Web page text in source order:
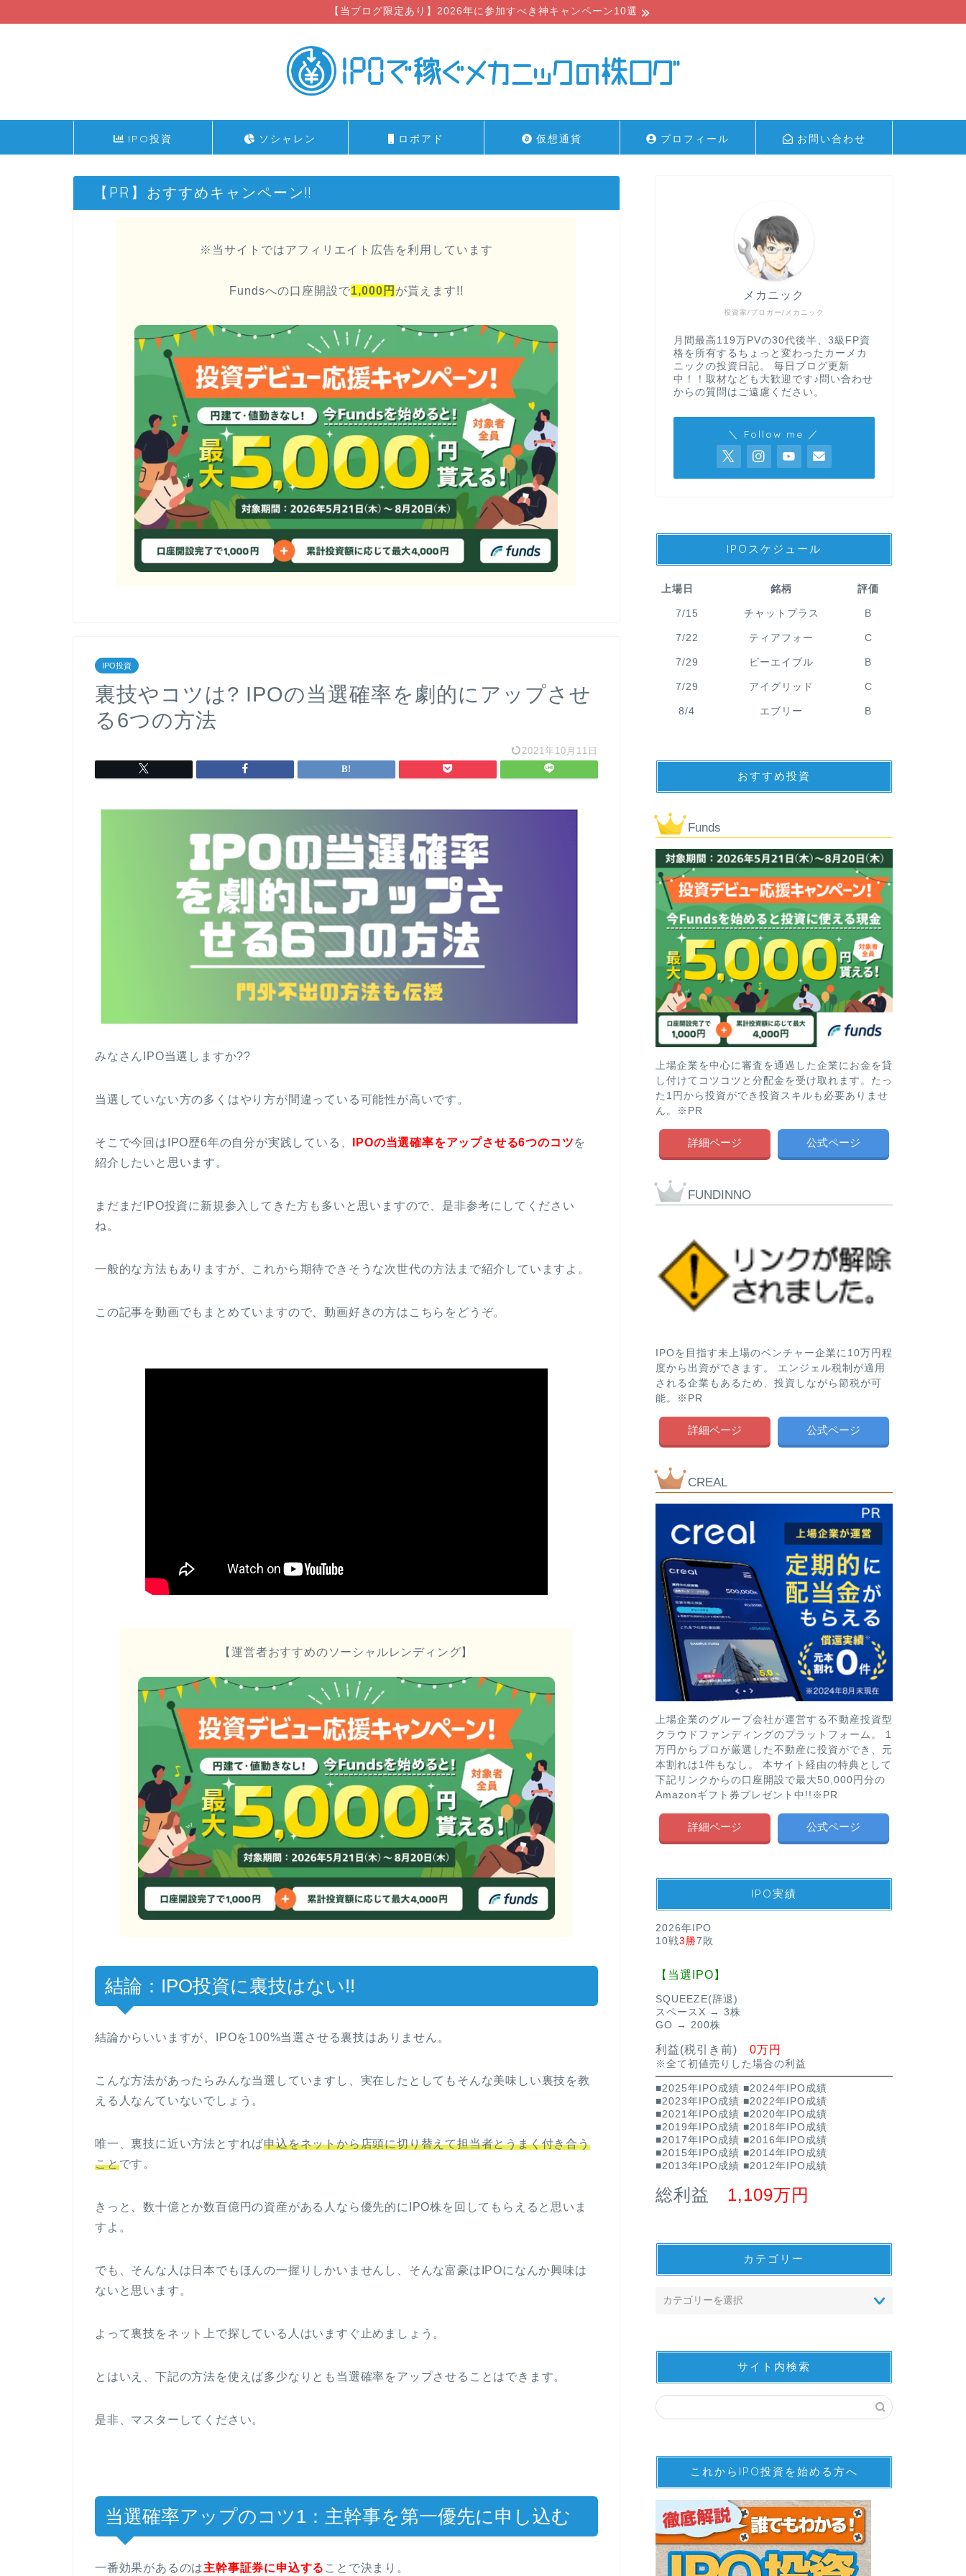
【当ブログ限定あり】2026年に参加すべき神キャンペーン10選
IPO投資 ソシャレン ロボアド 仮想通貨 プロフィール お問い合わせ
【PR】おすすめキャンペーン!!
※当サイトではアフィリエイト広告を利用しています
Fundsへの口座開設で1,000円 が貰えます!!
IPO投資
裏技やコツは? IPOの当選確率を劇的にアップさせ
る6つの方法
2021年10月11日
みなさんIPO当選しますか??
当選していない方の多くはやり方が間違っている可能性が高いです。
そこで今回はIPO歴6年の自分が実践している、 IPOの当選確率をアップさせる6つのコツを
紹介したいと思います。
まだまだIPO投資に新規参入してきた方も多いと思いますので、是非参考にしてください
ね。
一般的な方法もありますが、これから期待できそうな次世代の方法まで紹介していますよ。
この記事を動画でもまとめていますので、動画好きの方はこちらをどうぞ。
【運営者おすすめのソーシャルレンディング】
結論：IPO投資に裏技はない!!
結論からいいますが、IPOを100%当選させる裏技はありません。
こんな方法があったらみんな当選していますし、実在したとしてもそんな美味しい裏技を教
える人なんていないでしょう。
唯一、裏技に近い方法とすれば申込をネットから店頭に切り替えて担当者とうまく付き合う
ことです。
きっと、数十億とか数百億円の資産がある人なら優先的にIPO株を回してもらえると思いま
すよ。
でも、そんな人は日本でもほんの一握りしかいませんし、そんな富豪はIPOになんか興味は
ないと思います。
よって裏技をネット上で探している人はいますぐ止めましょう。
とはいえ、下記の方法を使えば多少なりとも当選確率をアップさせることはできます。
是非、マスターしてください。
当選確率アップのコツ1：主幹事を第一優先に申し込む
一番効果があるのは主幹事証券に申込する ことで決まり。
投資家/ブロガー/メカニック
メカニック
月間最高119万PVの30代後半、3級FP資
格を所有するちょっと変わったカーメカ
ニックの投資日記。 毎日ブログ更新
中！！取材なども大歓迎です♪問い合わせ
からの質問はご遠慮ください。
＼ Follow me ／
IPOスケジュール
上場日 銘柄 評価
7/15 チャットプラス B
7/22 ティアフォー C
7/29 ビーエイブル B
7/29 アイグリッド C
8/4 エブリー B
おすすめ投資
Funds
上場企業を中心に審査を通過した企業にお金を貸
し付けてコツコツと分配金を受け取れます。たっ
た1円から投資ができ投資スキルも必要ありませ
ん。※PR
詳細ページ 公式ページ
FUNDINNO
IPOを目指す未上場のベンチャー企業に10万円程
度から出資ができます。 エンジェル税制が適用
される企業もあるため、投資しながら節税が可
能。※PR
詳細ページ 公式ページ
CREAL
上場企業のグループ会社が運営する不動産投資型
クラウドファンディングのプラットフォーム。 1
万円からプロが厳選した不動産に投資ができ、元
本割れは1件もなし。 本サイト経由の特典として
下記リンクからの口座開設で最大50,000円分の
Amazonギフト券プレゼント中!!※PR
詳細ページ 公式ページ
IPO実績
2026年IPO
10戦3勝7敗
【当選IPO】
SQUEEZE(辞退)
スペースX → 3株
GO → 200株
利益(税引き前) 0万円
※全て初値売りした場合の利益
■2025年IPO成績 ■2024年IPO成績
■2023年IPO成績 ■2022年IPO成績
■2021年IPO成績 ■2020年IPO成績
■2019年IPO成績 ■2018年IPO成績
■2017年IPO成績 ■2016年IPO成績
■2015年IPO成績 ■2014年IPO成績
■2013年IPO成績 ■2012年IPO成績
総利益 1,109万円
カテゴリー
サイト内検索
これからIPO投資を始める方へ